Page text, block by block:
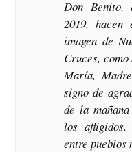
Don Benito,
2019,
imagen de
Cruces,
María,
signo de
de la
los afligidos.
entre pueblos